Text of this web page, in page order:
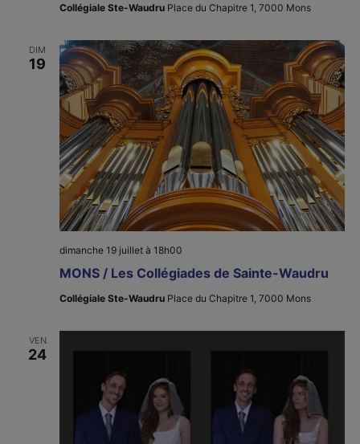
Collégiale Ste-Waudru Place du Chapitre 1, 7000 Mons
DIM
19
MONS / Les Collégiades de Sainte-Waudru
dimanche 19 juillet à 18h00
Collégiale Ste-Waudru Place du Chapitre 1, 7000 Mons
VEN
24